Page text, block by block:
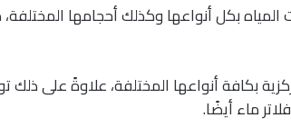
بكل أنواعها وكذلك أحجامها
بكافة أنواعها المختلفة، علاوةً على
ماء أيضًا.